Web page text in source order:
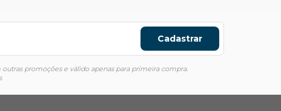
Cadastrar
promoções e válido apenas para primeira compra.